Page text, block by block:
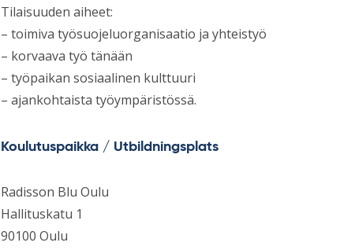
Tilaisuuden aiheet:
– toimiva työsuojeluorganisaatio ja yhteistyö
– korvaava työ tänään
– työpaikan sosiaalinen kulttuuri
– ajankohtaista työympäristössä.
Koulutuspaikka / Utbildningsplats
Radisson Blu Oulu
Hallituskatu 1
90100 Oulu